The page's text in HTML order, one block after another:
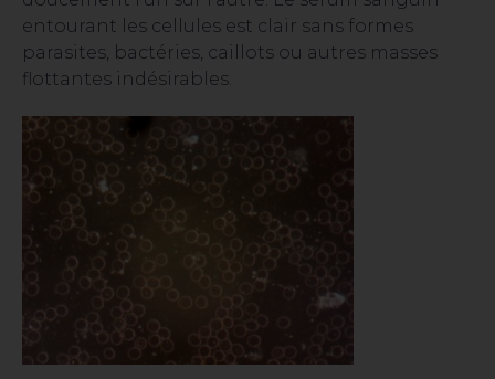
entourant les cellules est clair sans formes
parasites, bactéries, caillots ou autres masses
flottantes indésirables.